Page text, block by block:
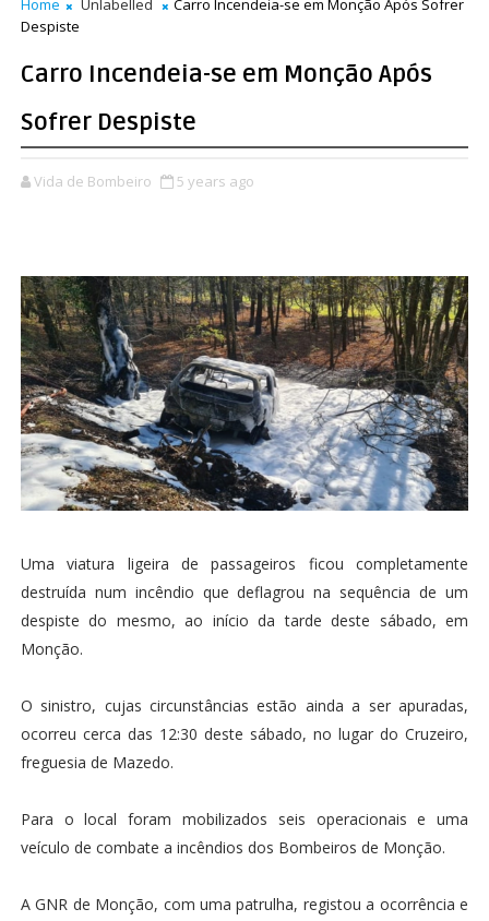
Home Unlabelled
Carro Incendeia-se em Monção Após Sofrer
Despiste
Carro Incendeia-se em Monção Após
Sofrer Despiste
Vida de Bombeiro 5 years ago
Uma viatura ligeira de passageiros ficou completamente
destruída num incêndio que deflagrou na sequência de um
despiste do mesmo, ao início da tarde deste sábado, em
Monção.
O sinistro, cujas circunstâncias estão ainda a ser apuradas,
ocorreu cerca das 12:30 deste sábado, no lugar do Cruzeiro,
freguesia de Mazedo.
Para o local foram mobilizados seis operacionais e uma
veículo de combate a incêndios dos Bombeiros de Monção.
A GNR de Monção, com uma patrulha, registou a ocorrência e